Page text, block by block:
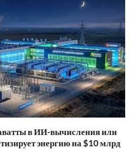
в ИИ-вычисления или
энергию на $10 млрд